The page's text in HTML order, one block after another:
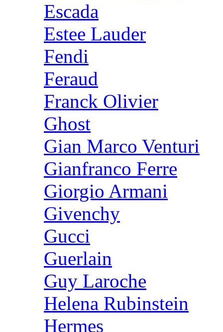
Escada
Estee Lauder
Fendi
Feraud
Franck Olivier
Ghost
Gian Marco Venturi
Gianfranco Ferre
Giorgio Armani
Givenchy
Gucci
Guerlain
Guy Laroche
Helena Rubinstein
Hermes